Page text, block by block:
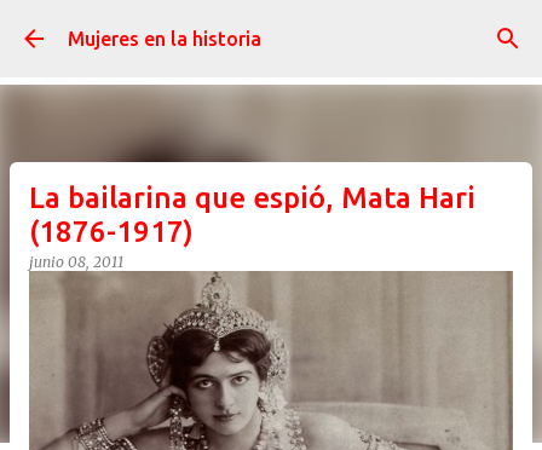
Ir al contenido principal
Mujeres en la historia
La bailarina que espió, Mata Hari
(1876-1917)
junio 08, 2011